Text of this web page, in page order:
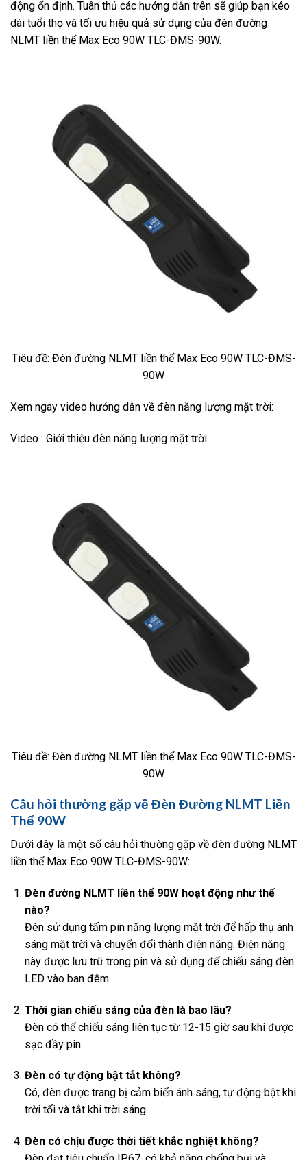
động ổn định. Tuân thủ các hướng dẫn trên sẽ giúp bạn kéo
dài tuổi thọ và tối ưu hiệu quả sử dụng của đèn đường
NLMT liền thể Max Eco 90W TLC-ĐMS-90W.
Tiêu đề: Đèn đường NLMT liền thể Max Eco 90W TLC-ĐMS-
90W
Xem ngay video hướng dẫn về đèn năng lượng mặt trời:
Video : Giới thiệu đèn năng lượng mặt trời
Tiêu đề: Đèn đường NLMT liền thể Max Eco 90W TLC-ĐMS-
90W
Câu hỏi thường gặp về Đèn Đường NLMT Liền
Thể 90W
Dưới đây là một số câu hỏi thường gặp về đèn đường NLMT
liền thể Max Eco 90W TLC-ĐMS-90W:
Đèn đường NLMT liền thể 90W hoạt động như thế
nào?
Đèn sử dụng tấm pin năng lượng mặt trời để hấp thụ ánh
sáng mặt trời và chuyển đổi thành điện năng. Điện năng
này được lưu trữ trong pin và sử dụng để chiếu sáng đèn
LED vào ban đêm.
Thời gian chiếu sáng của đèn là bao lâu?
Đèn có thể chiếu sáng liên tục từ 12-15 giờ sau khi được
sạc đầy pin.
Đèn có tự động bật tắt không?
Có, đèn được trang bị cảm biến ánh sáng, tự động bật khi
trời tối và tắt khi trời sáng.
Đèn có chịu được thời tiết khắc nghiệt không?